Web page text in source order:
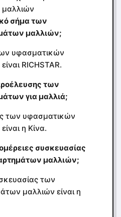
σήμα των
μαλλιών;
υφασματικών
RICHSTAR.
των
για μαλλιά;
των υφασματικών
η Κίνα.
συσκευασίας
μαλλιών;
των
μαλλιών είναι η